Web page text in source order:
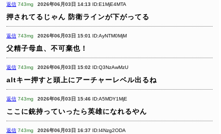
返信 743mg 2026年06月03日 14:13 ID:E1MjE4MTA
押されてるじゃん 防衛ラインが下がってる
返信 743mg 2026年06月03日 15:01 ID:AyNTM0MjM
父精子母血、不可棄也！
返信 743mg 2026年06月03日 15:02 ID:Q3NzAwMzU
altキー押すと頭上にアーチャーレベル出るね
返信 743mg 2026年06月03日 15:46 ID:A5MDY1MjE
ここに銃持っていったら英雄になれるやん
返信 743mg 2026年06月03日 16:37 ID:I4Nzg2ODA